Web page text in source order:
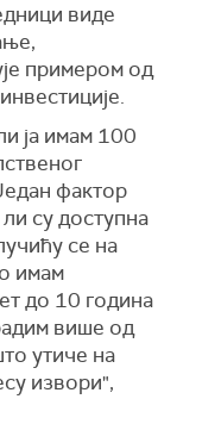
виде
примером од
ја имам 100
фактор
ли су доступна
се на
имам
до 10 година
више од
утиче на
извори",